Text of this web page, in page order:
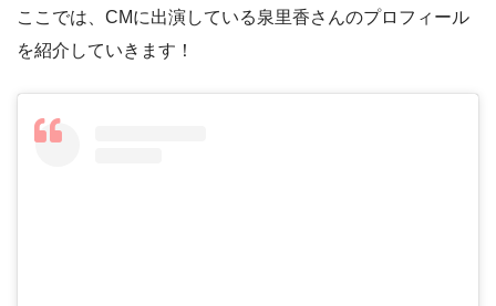
ここでは、CMに出演している泉里香さんのプロフィール
を紹介していきます！